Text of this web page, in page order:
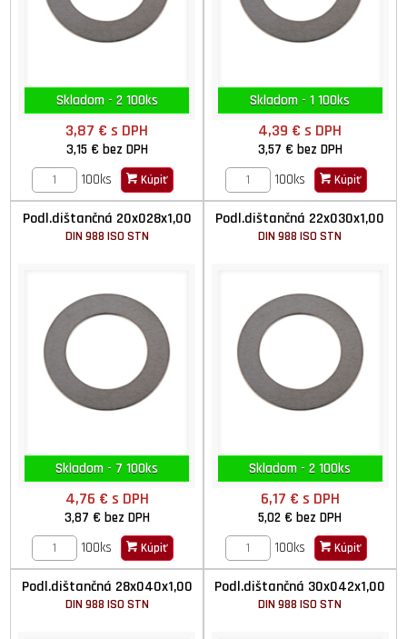
Skladom - 2 100ks
3,87 €s DPH
3,15 € bez DPH
100ks
Kúpiť
Skladom - 1 100ks
4,39 €s DPH
3,57 € bez DPH
100ks
Kúpiť
Podl.dištančná 20x028x1,00
DIN 988 ISO STN
Skladom - 7 100ks
4,76 € s DPH
3,87 € bez DPH
100ks
Kúpiť
Podl.dištančná 22x030x1,00
DIN 988 ISO STN
Skladom - 2 100ks
6,17 € s DPH
5,02 €bez DPH
100ks
Kúpiť
Podl.dištančná 28x040x1,00
DIN 988 ISO STN
Podl.dištančná 30x042x1,00
DIN 988 ISO STN